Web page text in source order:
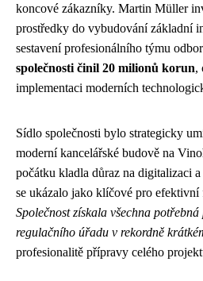
koncové zákazníky. Martin Müller
prostředky do vybudování základní
sestavení profesionálního týmu
společnosti činil 20 milionů korun,
implementaci moderních
Sídlo společnosti bylo strategicky
moderní kancelářské budově na
počátku kladla důraz na digitalizaci
se ukázalo jako klíčové pro
Společnost získala všechna
regulačního úřadu v rekordně
profesionalitě přípravy celého